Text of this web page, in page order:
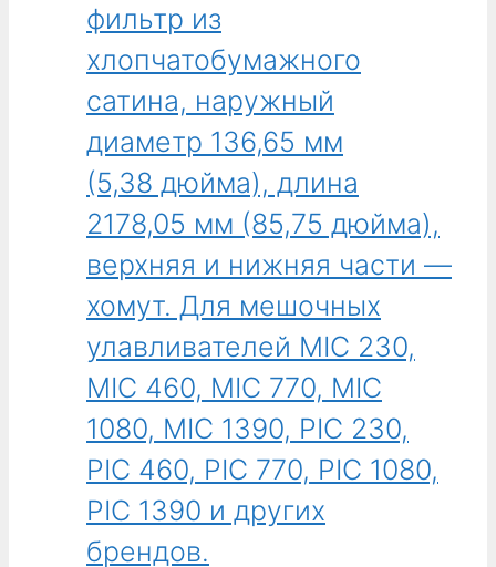
MIC
1080,
MIC
1390,
PIC
230,
PIC
460,
PIC
770,
1080,
PIC
1390
и
других
брендов.
фильтр
из
полиэстерового
сатина,
наружный
диаметр
136,65 мм
(5,38 дюйма),
длина
(86,50 дюйма),
верхняя
с
крюком,
часть
с
хомутом.
Для
мешочных
фильтр из
хлопчатобумажного
сатина, наружный
диаметр 136,65 мм
(5,38 дюйма), длина
2178,05 мм (85,75 дюйма),
верхняя и нижняя части —
хомут. Для мешочных
улавливателей MIC 230,
MIC 460, MIC 770, MIC
1080, MIC 1390, PIC 230,
PIC 460, PIC 770, PIC 1080,
PIC 1390 и других
брендов.